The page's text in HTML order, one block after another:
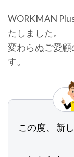
WORKMAN
たしました。
変わらぬご愛
す。
この度、 新